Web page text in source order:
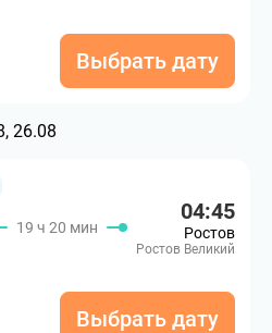
Выбрать дату
26.08
19 ч 20 мин
04:45
Ростов
Ростов Великий
Выбрать дату